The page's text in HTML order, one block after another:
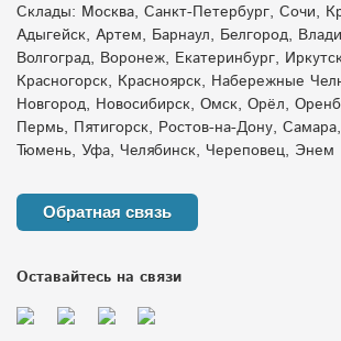
Склады: Москва, Санкт-Петербург, Сочи,
Адыгейск, Артем, Барнаул, Белгород,
Волгоград, Воронеж, Екатеринбург,
Красногорск, Красноярск, Набережные
Новгород, Новосибирск, Омск, Орёл,
Пермь, Пятигорск, Ростов-на-Дону,
Тюмень, Уфа, Челябинск, Череповец, Энем
Обратная связь
Оставайтесь на связи